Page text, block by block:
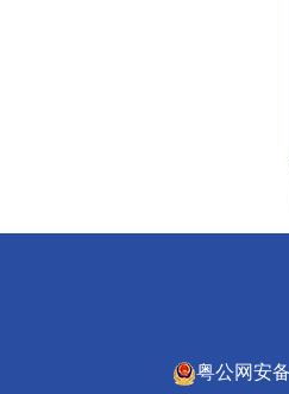
粤公网安